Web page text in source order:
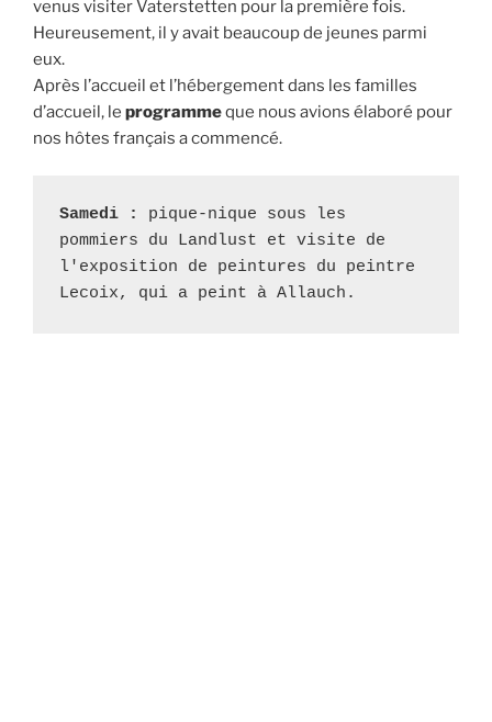
venus visiter Vaterstetten pour la première fois.
Heureusement, il y avait beaucoup de jeunes parmi
eux.
Après l’accueil et l’hébergement dans les familles
d’accueil, le programmeque nous avions élaboré pour
nos hôtes français a commencé.
Samedi :
pique-nique sous les
pommiers du Landlust et visite de
l'exposition de peintures du peintre
Lecoix, qui a peint à Allauch.